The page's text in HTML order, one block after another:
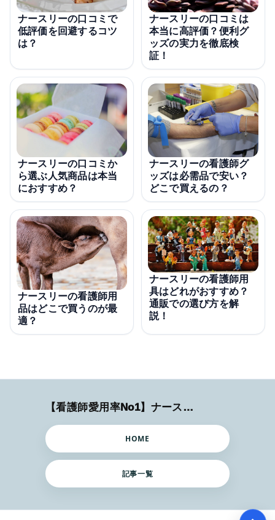
ナースリーの口コミで
低評価を回避するコツ
は？
ナースリーの口コミは
本当に高評価？便利グ
ッズの実力を徹底検
証！
ナースリーの口コミか
ら選ぶ人気商品は本当
におすすめ？
ナースリーの看護師グ
ッズは必需品で安い？
どこで買えるの？
ナースリーの看護師用
品はどこで買うのが最
適？
ナースリーの看護師用
具はどれがおすすめ？
通販での選び方を解
説！
【看護師愛用率No1】ナースリーで人気の商品はコレ
HOME
記事一覧